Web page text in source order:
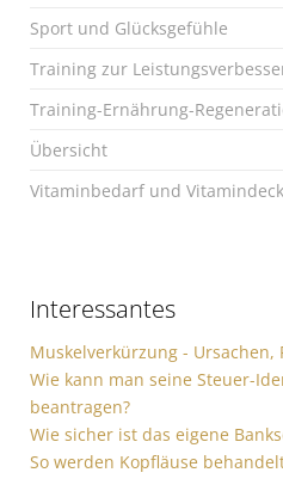
Sport und Glücksgefühle
Training zur
Training-Ernährung-
Übersicht
Vitaminbedarf und
Interessantes
Muskelverkürzung -
Wie kann man seine Steuer-
beantragen?
Wie sicher ist das eigene
So werden Kopfläuse